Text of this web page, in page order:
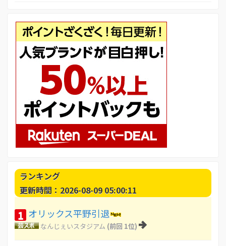
ランキング
更新時間：2026-08-09 05:00:11
1 オリックス平野引退
なんじぇいスタジアム (前回 1位)